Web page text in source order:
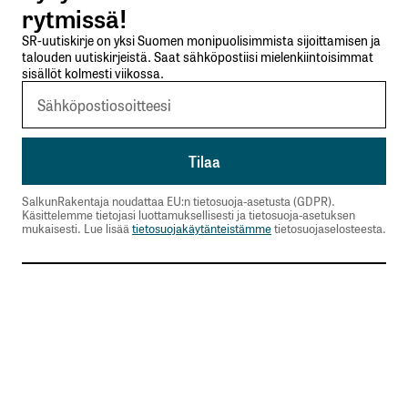
rytmissä!
SR-uutiskirje on yksi Suomen monipuolisimmista sijoittamisen ja
talouden uutiskirjeistä. Saat sähköpostiisi mielenkiintoisimmat
sisällöt kolmesti viikossa.
SalkunRakentaja noudattaa EU:n tietosuoja-asetusta (GDPR).
Käsittelemme tietojasi luottamuksellisesti ja tietosuoja-asetuksen
mukaisesti. Lue lisää tietosuojakäytänteistämmetietosuojaselosteesta.